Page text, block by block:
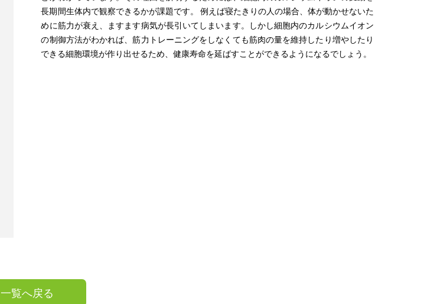
長期間生体内で観察できるかが課題です。 例えば寝たきりの人の場合、体が動かせないた
めに筋力が衰え、ますます病気が長引いてしまいます。しかし細胞内のカルシウムイオン
の制御方法がわかれば、筋力トレーニングをしなくても筋肉の量を維持したり増やしたり
できる細胞環境が作り出せるため、健康寿命を延ばすことができるようになるでしょう。
一覧へ戻る